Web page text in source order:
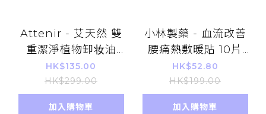
Attenir - 艾天然 雙
重潔淨植物卸妆油
175ml [平行進口] 溫
和卸净彩妝 眼唇可用
HK$135.00
HK$299.00
加入購物車
小林製藥 - 血流改善
腰痛熱敷暖貼 10片
（平行進口）
HK$52.80
HK$199.00
加入購物車